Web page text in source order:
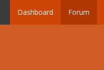
Dashboard Forum